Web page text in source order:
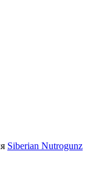
Siberian Nutrogunz